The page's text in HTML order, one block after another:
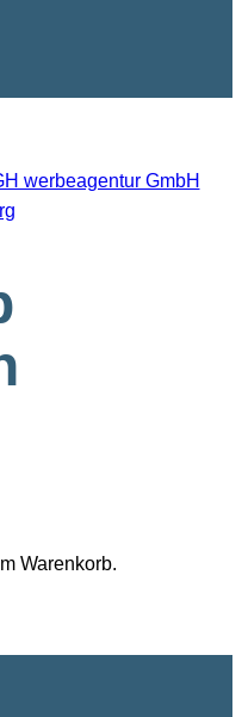
werbeagentur GmbH
Warenkorb.